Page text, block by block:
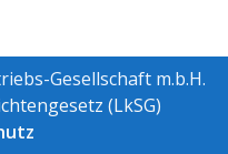
Gesellschaft m.b.H.
(LkSG)